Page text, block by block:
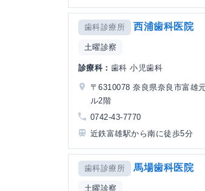
歯科診療所 西浦歯科医院
土曜診察
診療科： 歯科 小児歯科
〒6310078 奈良県奈良市富雄
ル2階
0742-43-7770
近鉄富雄駅から南に徒歩5分
歯科診療所 馬場歯科医院
土曜診察